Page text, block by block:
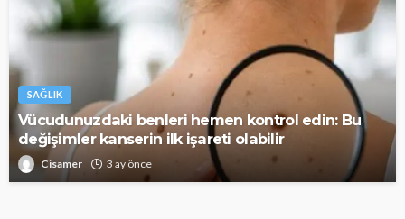
SAĞLIK
Vücudunuzdaki benleri hemen kontrol edin: Bu
değişimler kanserin ilk işareti olabilir
Cisamer 3 ay önce